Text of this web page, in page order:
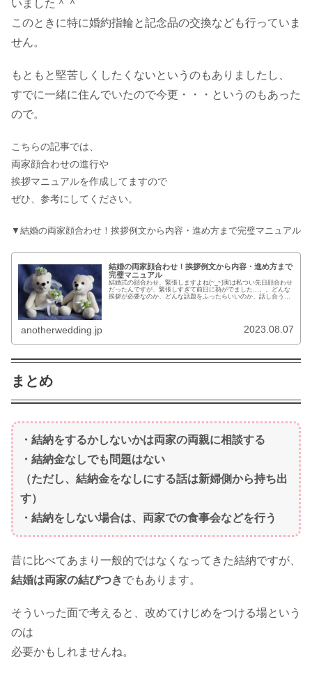
いました＾＾
このときに特に婚約指輪と記念品の交換なども行っていま
せん。
もともと堅苦しくしたくないというのもありましたし、
すでに一緒に住んでいたので今更・・・というのもあった
ので。
こちらの記事では、
両家顔合わせの進行や
挨拶マニュアルを作成してますので
ぜひ、参考にしてください。
▼結婚の両家顔合わせ！挨拶例文から内容・進め方まで完璧マニュアル
結婚の両家顔合わせ！挨拶例文から内容・進め方まで
完璧マニュアル
結婚式の顔合わせ、緊張しますよね(~_~)実は私つい先日顔合わせ
だったんですが、緊張しすぎて前日に熱がでました…。。どんな
挨拶が必要なのか、どんな話題をふったらいいのか、話し合うべ
anotherwedding.jp 2023.08.07
まとめ
・結納をするかしないかは両家の両親に相談する
・結納金なしでも問題はない
（ただし、結納金をなしにする話は新婦側から持ち出
す）
・結納をしない場合は、両家での食事会などを行う
昔に比べてあまり一般的ではなくなってきた結納ですが、
結婚は両家の結びつきでもあります。
そういった面で考えると、改めてけじめをつける場という
のは
必要かもしれませんね。